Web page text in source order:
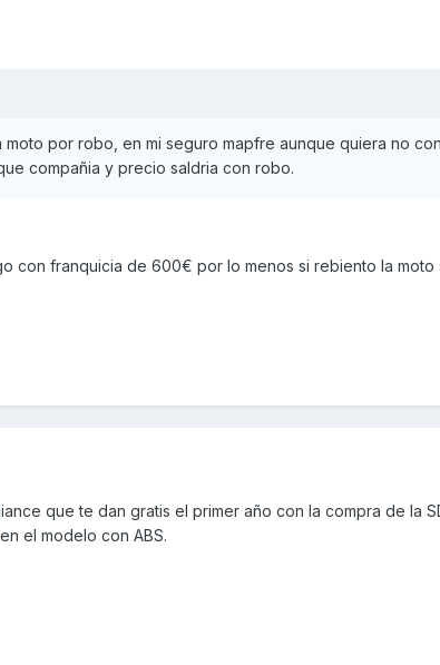
por robo, en mi seguro mapfre aunque quiera no
compañia y precio saldria con robo.
con franquicia de 600€ por lo menos si rebiento la moto
que te dan gratis el primer año con la compra de la
el modelo con ABS.